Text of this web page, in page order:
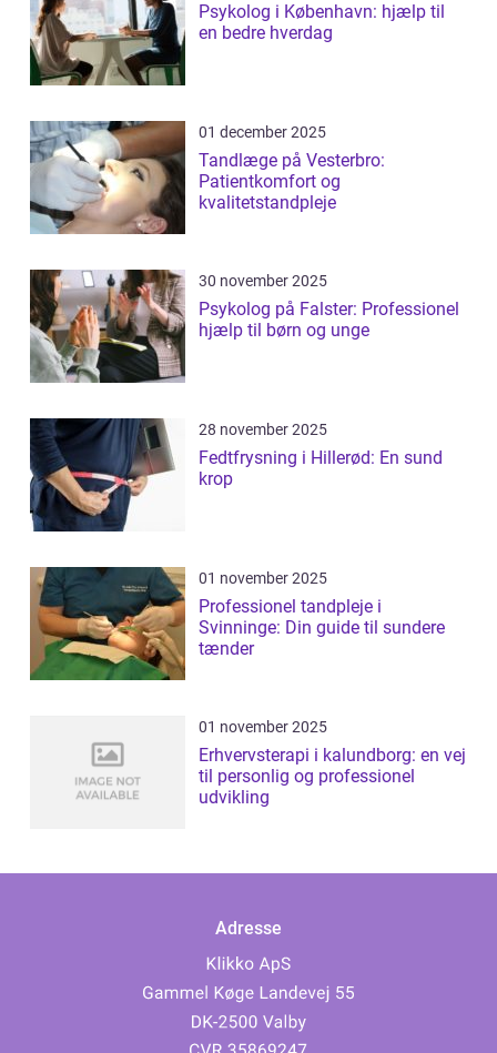
Psykolog i København: hjælp til
en bedre hverdag
01 december 2025
Tandlæge på Vesterbro:
Patientkomfort og
kvalitetstandpleje
30 november 2025
Psykolog på Falster: Professionel
hjælp til børn og unge
28 november 2025
Fedtfrysning i Hillerød: En sund
krop
01 november 2025
Professionel tandpleje i
Svinninge: Din guide til sundere
tænder
01 november 2025
Erhvervsterapi i kalundborg: en vej
til personlig og professionel
udvikling
Adresse